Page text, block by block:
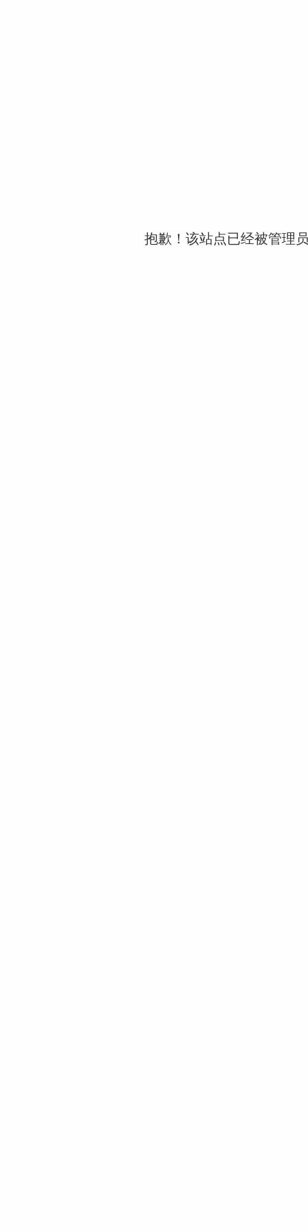
抱歉！该站点已经被管理